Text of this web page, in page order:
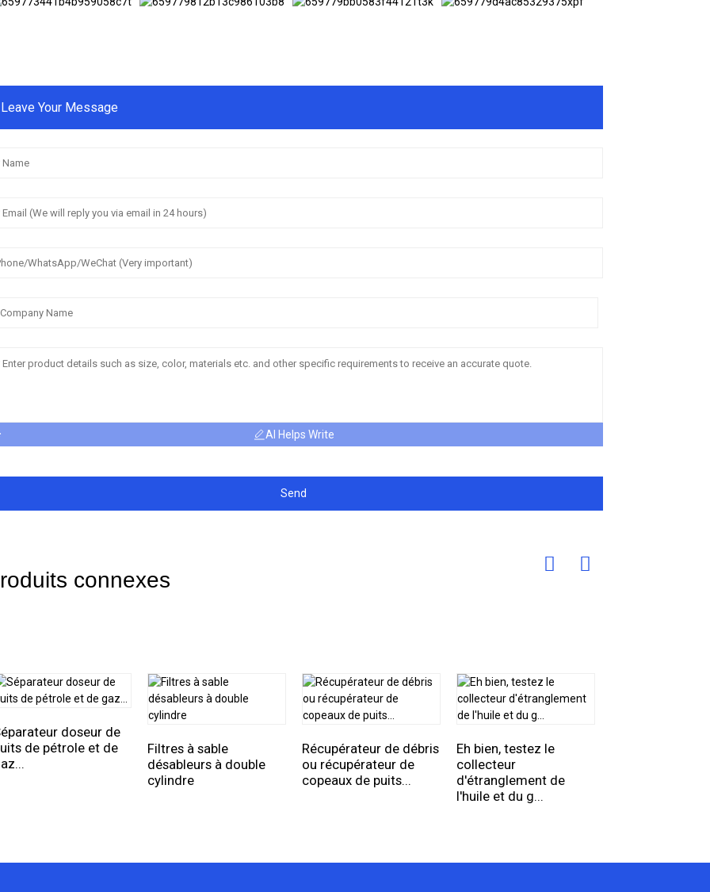
Leave Your Message
AI Helps Write
Send
connexes
doseur de
de pétrole et de
Filtres à sable
désableurs à double
cylindre
Récupérateur de débris
ou récupérateur de
copeaux de puits...
Eh bien, testez le
collecteur
d'étranglement de
l'huile et du g...